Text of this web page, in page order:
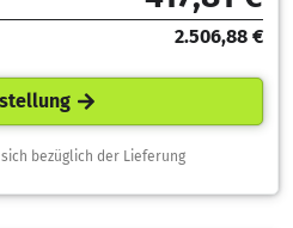
2.506,88 €
bezüglich der Lieferung